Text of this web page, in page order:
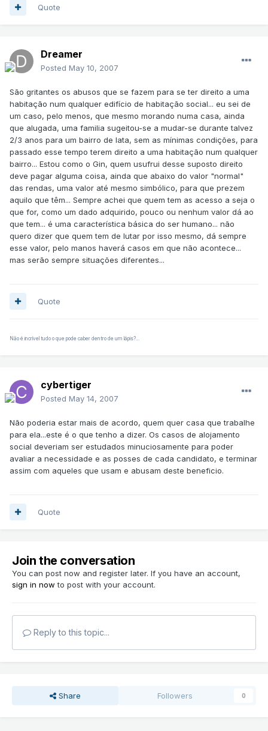
Quote
Dreamer
Posted May 10, 2007
São gritantes os abusos que se fazem para se ter direito a uma
habitação num qualquer edifício de habitação social... eu sei de
um caso, pelo menos, que mesmo morando numa casa, ainda
que alugada, uma familia sugeitou-se a mudar-se durante talvez
2/3 anos para um bairro de lata, sem as mínimas condições, para
passado esse tempo terem direito a uma habitação num qualquer
bairro... Estou como o Gin, quem usufrui desse suposto direito
deve pagar alguma coisa, ainda que abaixo do valor "normal"
das rendas, uma valor até mesmo simbólico, para que prezem
aquilo que têm... Sempre achei que quem tem as acesso a seja o
que for, como um dado adquirido, pouco ou nenhum valor dá ao
que tem... é uma característica básica do ser humano... não
quero dizer que quem tem de lutar por isso mesmo, dá sempre
esse valor, pelo manos haverá casos em que não acontece...
mas serão sempre situações diferentes...
Quote
Não é incrível tudo o que pode caber dentro de um lápis?...
cybertiger
Posted May 14, 2007
Não poderia estar mais de acordo, quem quer casa que trabalhe
para ela...este é o que tenho a dizer. Os casos de alojamento
social deveriam ser estudados minuciosamente para poder
avaliar a necessidade e as posses de cada candidato, e terminar
assim com aqueles que usam e abusam deste beneficio.
Quote
Join the conversation
You can post now and register later. If you have an account,
sign in now to post with your account.
Reply to this topic...
Share Followers 0